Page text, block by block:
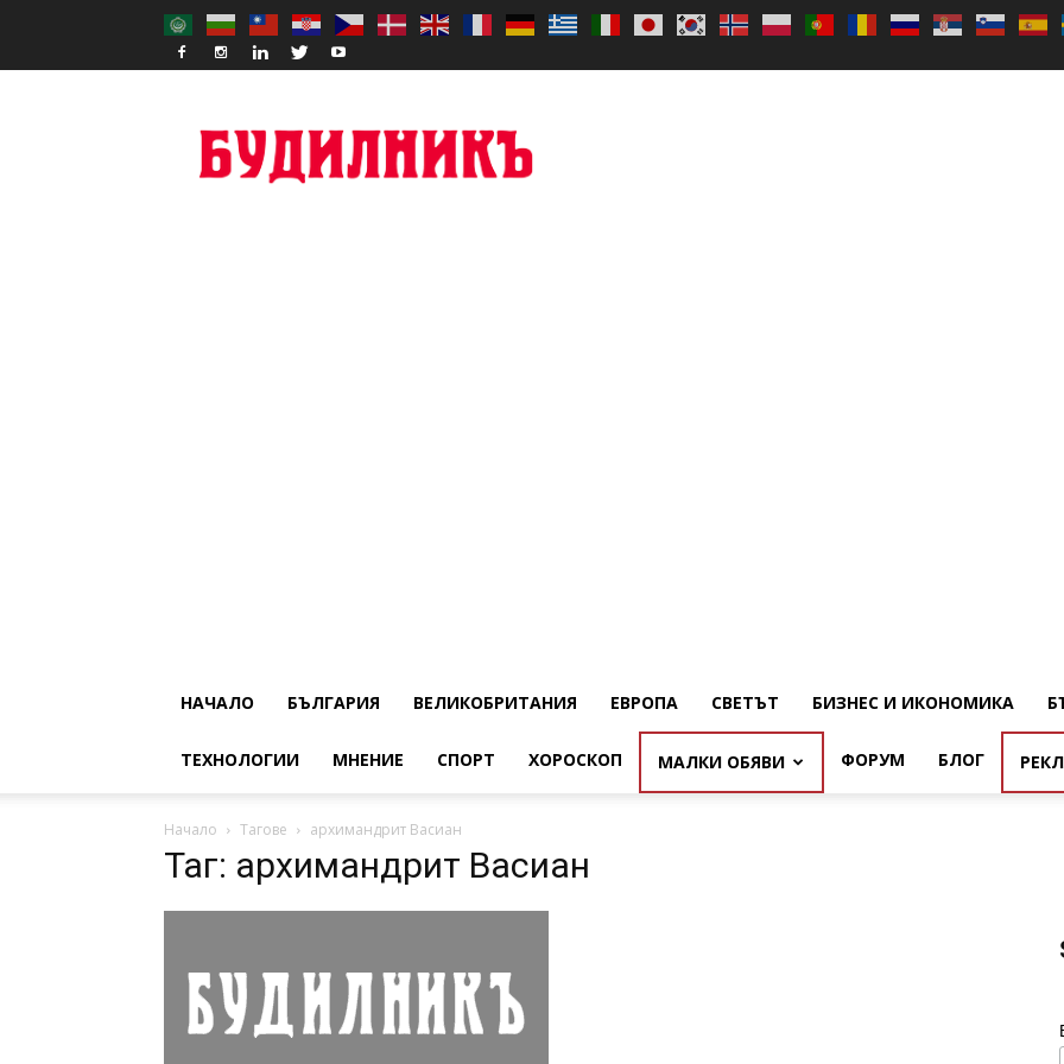
НАЧАЛО БЪЛГАРИЯ ВЕЛИКОБРИТАНИЯ ЕВРОПА СВЕТЪТ БИЗНЕС И ИКОНОМИКА
ТЕХНОЛОГИИ МНЕНИЕ СПОРТ ХОРОСКОП МАЛКИ ОБЯВИ ФОРУМ БЛОГ
Начало Тагове архимандрит Васиан
Таг: архимандрит Васиан